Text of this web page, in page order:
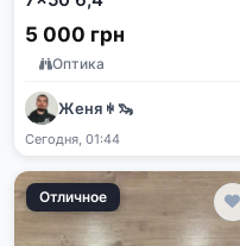
5 000 грн
Оптика
Женя ꑭ 🦦
Сегодня, 01:44
Отличное